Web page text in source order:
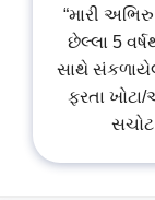
“મારી
છેલ્લા 5
સાથે
ફરતા
સચોટ